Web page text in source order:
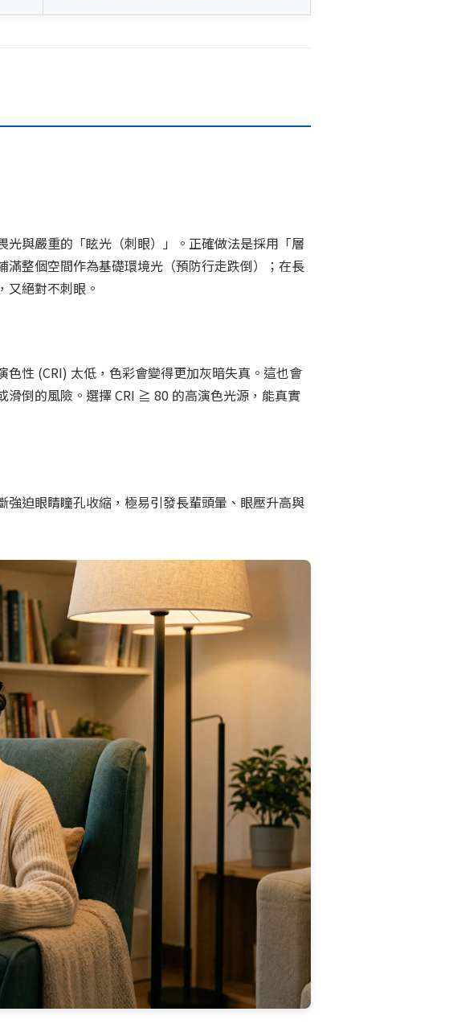
與嚴重的「眩光（刺眼）」。正確做法是採用「層
滿整個空間作為基礎環境光（預防行走跌倒）；在長
又絕對不刺眼。
性 (CRI) 太低，色彩會變得更加灰暗失真。這也會
滑倒的風險。選擇 CRI ≧ 80 的高演色光源，能真實
迫眼睛瞳孔收縮，極易引發長輩頭暈、眼壓升高與